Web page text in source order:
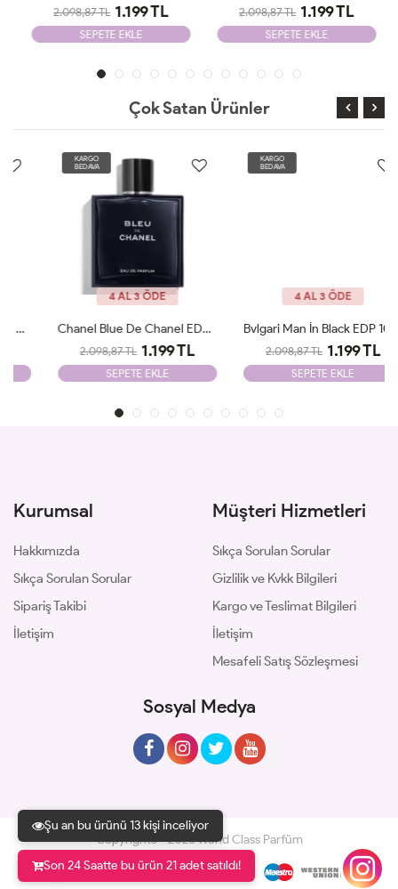
Şu an bu ürünü 13 kişi inceliyor
Son 24 Saatte bu ürün 21 adet satıldı!
2.098,87 TL 1.199 TL
SEPETE EKLE
2.098,87 TL 1.199 TL
SEPETE EKLE
Çok Satan Ürünler
4 AL 3 ÖDE
Chanel Blue De Chanel EDP 100ml Parfüm Man Tester
2.098,87 TL 1.199 TL
SEPETE EKLE
4 AL 3 ÖDE
Bvlgari Man İn Black EDP 100ml Parfüm Man Tester
2.098,87 TL 1.199 TL
SEPETE EKLE
Kurumsal
Hakkımızda
Sıkça Sorulan Sorular
Sipariş Takibi
İletişim
Müşteri Hizmetleri
Sıkça Sorulan Sorular
Gizlilik ve Kvkk Bilgileri
Kargo ve Teslimat Bilgileri
İletişim
Mesafeli Satış Sözleşmesi
Sosyal Medya
Copyrights © 2026 World Class Parfüm